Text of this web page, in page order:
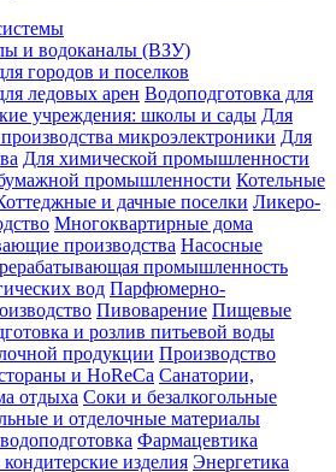
и водоканалы (ВЗУ)
городов и поселков
ледовых арен Водоподготовка для
учреждения: школы и сады Для
микроэлектроники Для
Для химической промышленности
промышленности Котельные
и дачные поселки Ликеро-
Многоквартирные дома
производства Насосные
промышленность
вод Парфюмерно-
Пивоварение Пищевые
и розлив питьевой воды
продукции Производство
и HoReCa Санатории,
отдыха Соки и безалкогольные
и отделочные материалы
Фармацевтика
изделия Энергетика